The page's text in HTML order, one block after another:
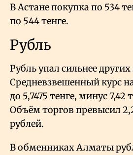
В Астане покупка по 534
по 544 тенге.
Рубль
Рубль упал сильнее
Средневзвешенный курс
до 5,7475 тенге, минус 7,42
Объём торгов превысил
рублей.
В обменниках Алматы